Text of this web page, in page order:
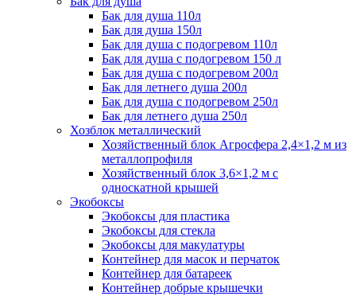
Бак для душа 110л
Бак для душа 150л
Бак для душа с подогревом 110л
Бак для душа с подогревом 150 л
Бак для душа с подогревом 200л
Бак для летнего душа 200л
Бак для душа с подогревом 250л
Бак для летнего душа 250л
Хозблок металлический
Хозяйственный блок Агросфера 2,4×1,2 м из
металлопрофиля
Хозяйственный блок 3,6×1,2 м с
односкатной крышей
Экобоксы
Экобоксы для пластика
Экобоксы для стекла
Экобоксы для макулатуры
Контейнер для масок и перчаток
Контейнер для батареек
Контейнер добрые крышечки